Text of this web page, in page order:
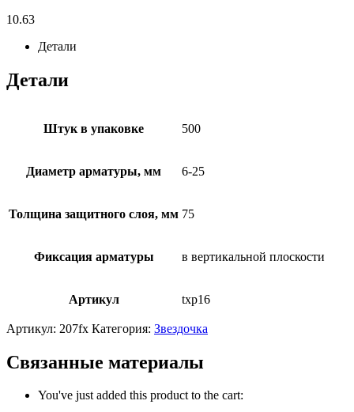
10.63
Детали
Детали
Штук в упаковке 500
Диаметр арматуры, мм 6-25
Толщина защитного слоя, мм 75
Фиксация арматуры в вертикальной плоскости
Артикул txp16
Артикул: 207fx Категория: Звездочка
Связанные материалы
You've just added this product to the cart: